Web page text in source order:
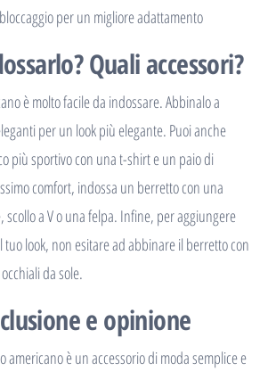
per un migliore adattamento
Quali accessori?
è molto facile da indossare. Abbinalo a
per un look più elegante. Puoi anche
più sportivo con una t-shirt e un paio di
comfort, indossa un berretto con una
scollo a V o una felpa. Infine, per aggiungere
tuo look, non esitare ad abbinare il berretto con
da sole.
e opinione
americano è un accessorio di moda semplice e